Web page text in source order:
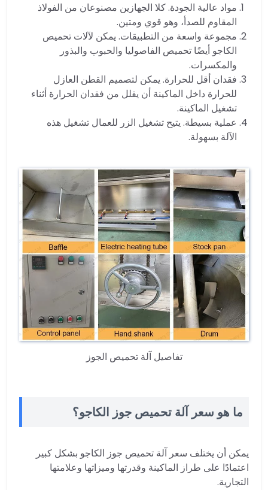
مواد عالية الجودة. كلا الجهازين مصنوعان من الفولاذ
المقاوم للصدأ، وهو قوي ومتين.
مجموعة واسعة من التطبيقات. يمكن لآلات تحميص
الكاجو أيضًا تحميص الفاصوليا والحبوب والبذور
والمكسرات.
فقدان أقل للحرارة. يمكن لتصميم القطن العازل
للحرارة داخل الماكينة أن يقلل من فقدان الحرارة أثناء
تشغيل الماكينة.
عملية بسيطة. يتيح تشغيل الزر للعمال تشغيل هذه
الآلة بسهولة.
تفاصيل آلة تحميص الجوز
ما هو سعر آلة تحميص جوز الكاجو؟
يمكن أن يختلف سعر آلة تحميص جوز الكاجو بشكل كبير
اعتمادًا على طراز الماكينة وقدرتها وميزاتها وعلامتها
التجارية.